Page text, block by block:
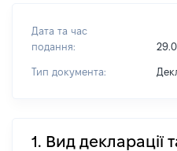
Дата та час
подання:
Тип документа:
1. Вид декларації